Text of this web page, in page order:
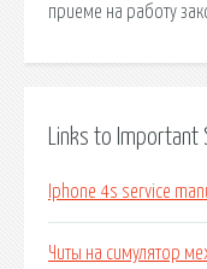
приеме на работу
Links to Important
Iphone 4s service
Читы на симулятор